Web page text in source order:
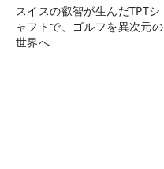
スイスの叡智が生んだTPTシ
ャフトで、ゴルフを異次元の
世界へ